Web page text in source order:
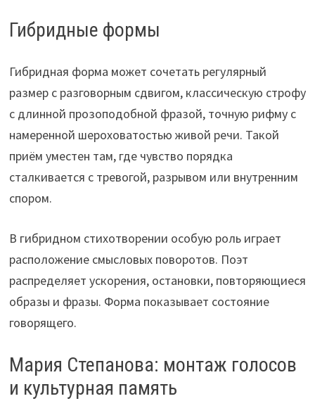
Гибридные формы
Гибридная форма может сочетать регулярный
размер с разговорным сдвигом, классическую строфу
с длинной прозоподобной фразой, точную рифму с
намеренной шероховатостью живой речи. Такой
приём уместен там, где чувство порядка
сталкивается с тревогой, разрывом или внутренним
спором.
В гибридном стихотворении особую роль играет
расположение смысловых поворотов. Поэт
распределяет ускорения, остановки, повторяющиеся
образы и фразы. Форма показывает состояние
говорящего.
Мария Степанова: монтаж голосов
и культурная память